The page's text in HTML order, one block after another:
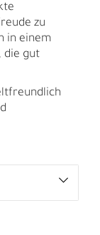
zu
in einem
die gut